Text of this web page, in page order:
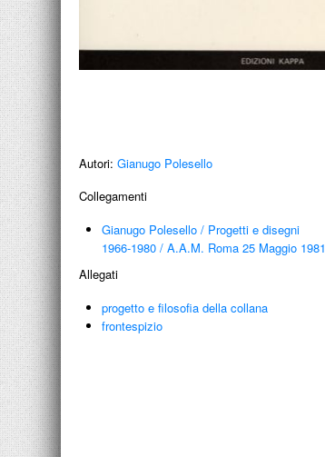
Autori: Gianugo Polesello
Collegamenti
Gianugo Polesello / Progetti e disegni
1966-1980 / A.A.M. Roma 25 Maggio 1981
Allegati
progetto e filosofia della collana
frontespizio